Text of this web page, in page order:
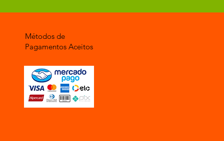
Métodos de
Pagamentos Aceitos